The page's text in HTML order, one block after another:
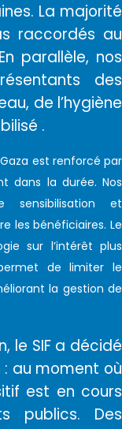
La majorité
raccordés au
En parallèle, nos
des
de l’hygiène
.
est renforcé par
dans la durée. Nos
sensibilisation et
les bénéficiaires. Le
sur l’intérêt plus
de limiter le
la gestion de
le SIF a décidé
au moment où
est en cours
publics. Des